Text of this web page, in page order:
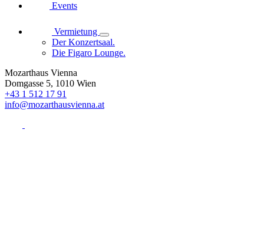
Events
Vermietung
Der Konzertsaal.
Die Figaro Lounge.
Mozarthaus Vienna
Domgasse 5, 1010 Wien
+43 1 512 17 91
info@mozarthausvienna.at